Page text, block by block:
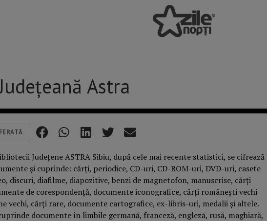
Astra
Județene ASTRA Sibiu, după cele mai recente statistici, se cifrează
și cuprinde: cărți, periodice, CD-uri, CD-ROM-uri, DVD-uri, casete
discuri, diafilme, diapozitive, benzi de magnetofon, manuscrise, cărți
de corespondență, documente iconografice, cărți românești vechi
vechi, cărți rare, documente cartografice, ex-libris-uri, medalii și altele.
documente în limbile germană, franceză, engleză, rusă, maghiară,